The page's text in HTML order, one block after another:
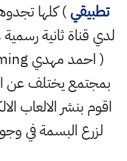
تطبيقي) كلها
لدي قناة ثانية
بمجتمع يختلف عن
اقوم بنشر الالعاب
لزرع البسمة في